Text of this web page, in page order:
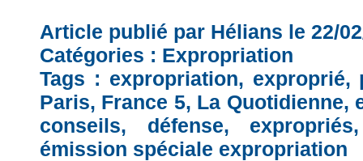
Article publié par Hélians le 22/
Catégories : Expropriation
Tags : expropriation, exproprié,
Paris, France 5, La Quotidienne,
conseils, défense, expropriés
émission spéciale expropriation